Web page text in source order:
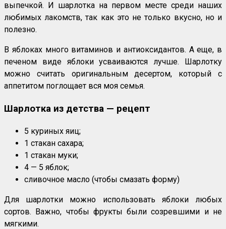
выпечкой. И шарлотка на первом месте среди наших
любимых лакомств, так как это не только вкусно, но и
полезно.
В яблоках много витаминов и антиоксидантов. А еще, в
печеном виде яблоки усваиваются лучше. Шарлотку
можно считать оригинальным десертом, который с
аппетитом поглощает вся моя семья.
Шарлотка из детства — рецепт
5 куриных яиц;
1 стакан сахара;
1 стакан муки;
4 — 5 яблок;
сливочное масло (чтобы смазать форму)
Для шарлотки можно использовать яблоки любых
сортов. Важно, чтобы фрукты были созревшими и не
мягкими.